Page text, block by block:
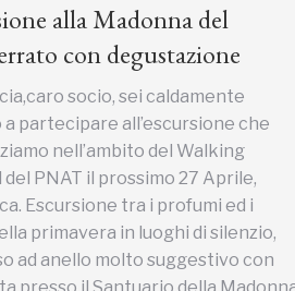
alla Madonna del
con degustazione
socio, sei caldamente
partecipare all’escursione che
nell’ambito del Walking
del PNAT il prossimo 27 Aprile,
Escursione tra i profumi ed i
primavera in luoghi di silenzio,
ad anello molto suggestivo con
presso il Santuario della